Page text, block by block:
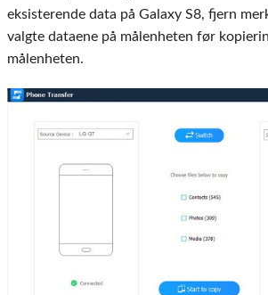
eksisterende data på Galaxy S8, fjern
valgte dataene på målenheten før
målenheten.